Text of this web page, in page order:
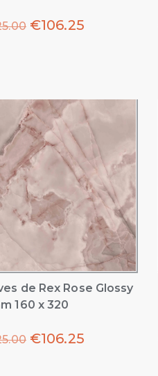
€106.25
de Rex Rose Glossy
160 x 320
€106.25